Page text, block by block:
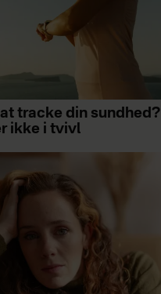
tracke din sundhed?
ikke i tvivl